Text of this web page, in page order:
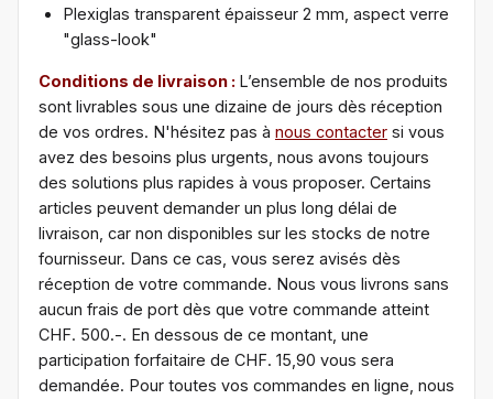
Plexiglas transparent épaisseur 2 mm, aspect verre
"glass-look"
Conditions de livraison : L’ensemble de nos produits
sont livrables sous une dizaine de jours dès réception
de vos ordres. N'hésitez pas à nous contacter si vous
avez des besoins plus urgents, nous avons toujours
des solutions plus rapides à vous proposer. Certains
articles peuvent demander un plus long délai de
livraison, car non disponibles sur les stocks de notre
fournisseur. Dans ce cas, vous serez avisés dès
réception de votre commande. Nous vous livrons sans
aucun frais de port dès que votre commande atteint
CHF. 500.-. En dessous de ce montant, une
participation forfaitaire de CHF. 15,90 vous sera
demandée. Pour toutes vos commandes en ligne, nous